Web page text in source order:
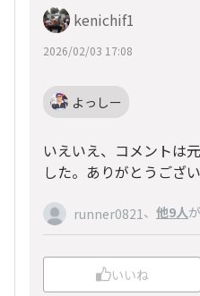
kenichif1
2026/02/03 17:08
よっしー
いえいえ、コメントは
した。ありがとうござ
runner0821 、 他9人
いいね